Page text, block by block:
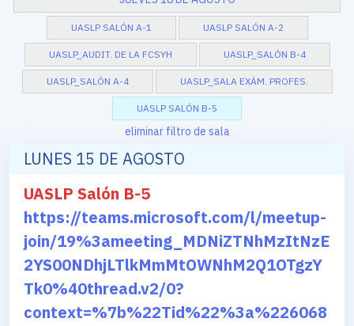
UASLP SALÓN A-1 UASLP SALÓN A-2
UASLP_AUDIT. DE LA FCSYH UASLP_SALÓN B-4
UASLP_SALÓN A-4 UASLP_SALA EXÁM. PROFES.
UASLP SALÓN B-5
eliminar filtro de sala
LUNES 15 DE AGOSTO
UASLP Salón B-5
https://teams.microsoft.com/l/meetup-
join/19%3ameeting_MDNiZTNhMzItNzE
2YS00NDhjLTlkMmMtOWNhM2Q1OTgzY
Tk0%40thread.v2/0?
context=%7b%22Tid%22%3a%226068